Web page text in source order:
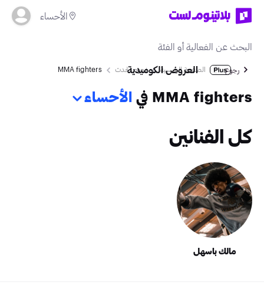
الأحساء
العروض الكوميدية رجوع الصفحة الرئيسية نجوم الحدث MMA fighters
MMA fighters في الأحساء
كل الفنانين
مالك باسهل